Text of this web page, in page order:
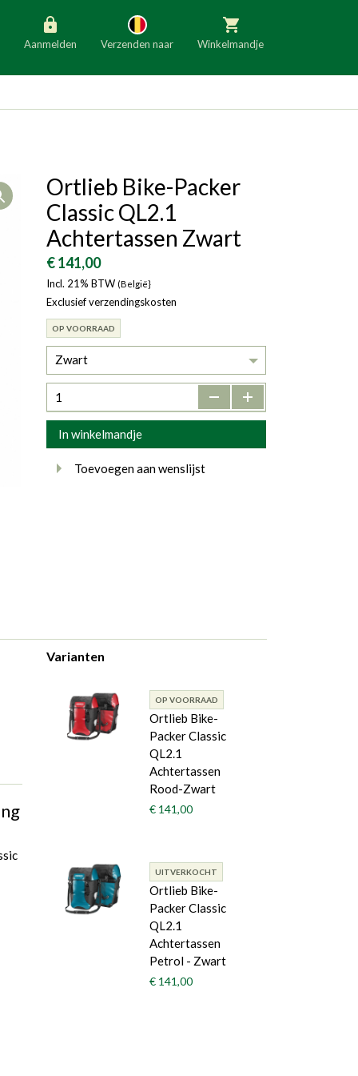
Aanmelden Verzenden naar
Slovenië Italië
Denemarken Finland
Bulgarije
Winkelmandje
Open
Ortlieb Bike-Packer
Classic QL2.1
Achtertassen Zwart
€ 141,00
Incl. 21% BTW (België}
Exclusief verzendingskosten
OP VOORRAAD
Zwart
- +
In winkelmandje
Toevoegen aan wenslijst
Varianten
OP VOORRAAD
Ortlieb Bike-
Packer Classic
QL2.1
Achtertassen
Rood-Zwart
€ 141,00
UITVERKOCHT
Ortlieb Bike-
Packer Classic
QL2.1
Achtertassen
Petrol - Zwart
€ 141,00